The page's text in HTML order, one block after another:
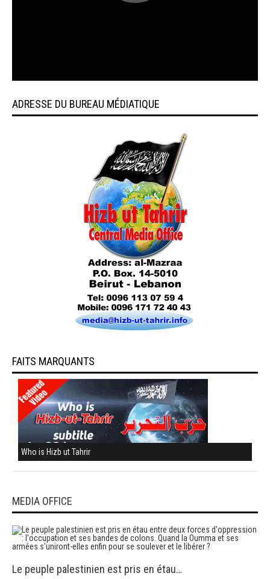
ADRESSE DU BUREAU MÉDIATIQUE
FAITS MARQUANTS
Who is Hizb ut Tahrir
MEDIA OFFICE
Le peuple palestinien est pris en étau…